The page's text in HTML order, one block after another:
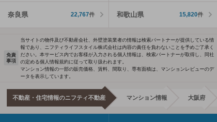
奈良県 22,767件 和歌山県 15,820件
免責
事項
当サイトの物件及び不動産会社、外壁塗装業者の情報は検索パートナーが提供している情
報であり、ニフティライフスタイル株式会社は内容の責任を負わないことを予めご了承く
ださい。本サービス内でお客様が入力される個人情報は、検索パートナーが取得し、同社
の定める個人情報規約に従って取り扱われます。
マンション情報の一部の販売価格、賃料、間取り、専有面積は、マンションレビューのデ
ータを表示しています。
不動産・住宅情報のニフティ不動産 マンション情報 大阪府